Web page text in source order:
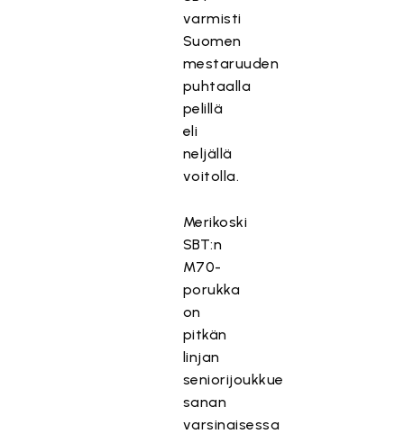
varmisti
Suomen
mestaruuden
puhtaalla
pelillä
eli
neljällä
voitolla.
Merikoski
SBT:n
M70-
porukka
on
pitkän
linjan
seniorijoukkue
sanan
varsinaisessa